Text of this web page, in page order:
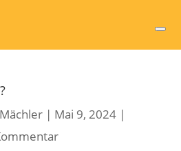
| Mai 9, 2024 |